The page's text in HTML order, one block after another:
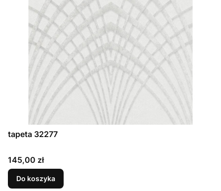
tapeta 32277
Cena
145,00 zł
Do koszyka